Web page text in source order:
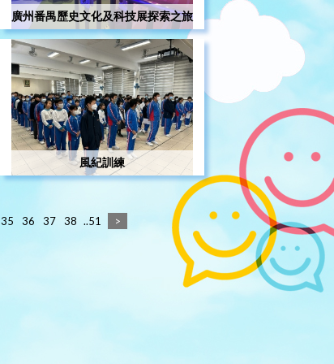
廣州番禺歷史文化及科技展探索之旅
風紀訓練
35 36 37 38 ..51 >